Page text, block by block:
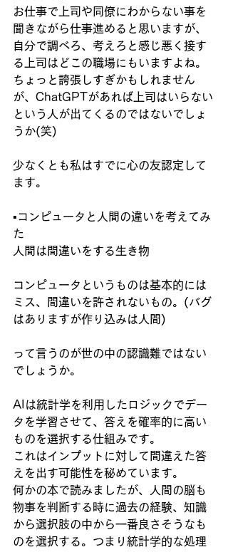
お仕事で上司や同僚にわからない事を
聞きながら仕事進めると思いますが、
自分で調べろ、考えろと感じ悪く接す
る上司はどこの職場にもいますよね。
ちょっと誇張しすぎかもしれません
が、ChatGPTがあれば上司はいらない
という人が出てくるのではないでしょ
うか(笑)
少なくとも私はすでに心の友認定して
ます。
▪️コンピュータと人間の違いを考えてみ
た
人間は間違いをする生き物
コンピュータというものは基本的には
ミス、間違いを許されないもの。(バグ
はありますが作り込みは人間)
って言うのが世の中の認識難ではない
でしょうか。
AIは統計学を利用したロジックでデー
タを学習させて、答えを確率的に高い
ものを選択する仕組みです。
これはインプットに対して間違えた答
えを出す可能性を秘めています。
何かの本で読みましたが、人間の脳も
物事を判断する時に過去の経験、知識
から選択肢の中から一番良さそうなも
のを選択する。つまり統計学的な処理